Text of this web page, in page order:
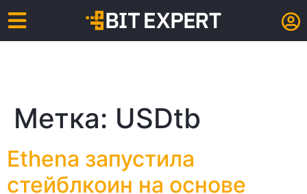
Метка: USDtb
Ethena запустила
стейблкоин на основе